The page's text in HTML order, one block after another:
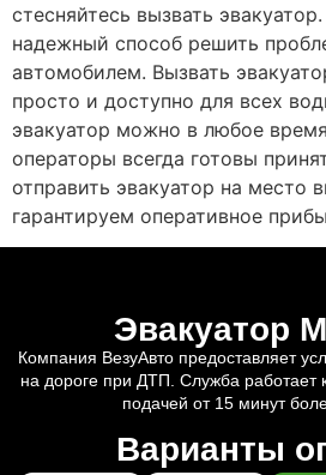
стесняйтесь вызвать
надежный способ решить
автомобилем. Вызвать
просто и доступно для всех
эвакуатор можно в любое
операторы всегда готовы
отправить эвакуатор на место
гарантируем оперативное
Эвакуатор
Компания ВезуАвто предоставляет
на дороге при ДТП. Служба работает
подачей от 15 минут
Варианты